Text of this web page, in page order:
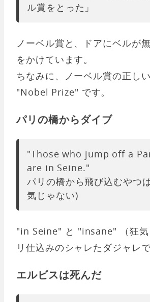
ル賞をとった」
ノーベル賞と、ドアにベルが
をかけています。
ちなみに、ノーベル賞の正し
"Nobel Prize" です。
パリの橋からダイブ
"Those who jump off a
are in Seine."
パリの橋から飛び込むやつ
気じゃない)
"in Seine" と "insane" （狂気
リ仕込みのシャレたダジャレで
エルビスは死んだ